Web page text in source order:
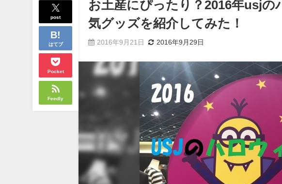
post
はてブ
Pocket
Feedly
お土産にぴったり？2016年usjの
気グッズを紹介してみた！
2016年9月21日 2016年9月29日